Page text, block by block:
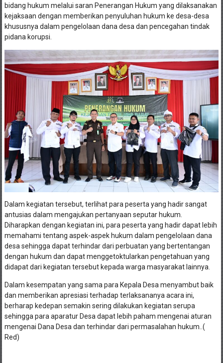
bidang hukum melalui saran Penerangan Hukum yang dilaksanakan
kejaksaan dengan memberikan penyuluhan hukum ke desa-desa
khususnya dalam pengelolaan dana desa dan pencegahan tindak
pidana korupsi.
Dalam kegiatan tersebut, terlihat para peserta yang hadir sangat
antusias dalam mengajukan pertanyaan seputar hukum.
Diharapkan dengan kegiatan ini, para peserta yang hadir dapat lebih
memahami tentang aspek-aspek hukum dalam pengelolaan dana
desa sehingga dapat terhindar dari perbuatan yang bertentangan
dengan hukum dan dapat menggetoktularkan pengetahuan yang
didapat dari kegiatan tersebut kepada warga masyarakat lainnya.
Dalam kesempatan yang sama para Kepala Desa menyambut baik
dan memberikan apresiasi terhadap terlaksananya acara ini,
berharap kedepan semakin sering dilakukan kegiatan serupa
sehingga para aparatur Desa dapat lebih paham mengenai aturan
mengenai Dana Desa dan terhindar dari permasalahan hukum..(
Red)